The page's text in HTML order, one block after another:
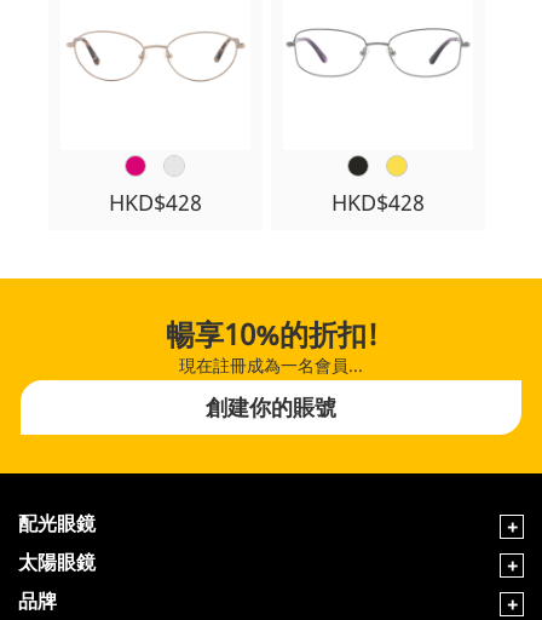
HKD$428 HKD$428
暢享10%的折扣!
現在註冊成為一名會員...
創建你的賬號
配光眼鏡
太陽眼鏡
品牌